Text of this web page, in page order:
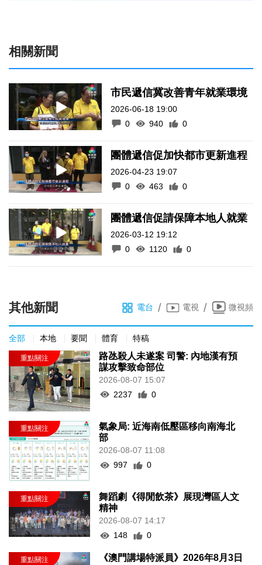
相關新聞
市民遞信冀改善青年就業環境
2026-06-18 19:00
0
940 0
團體遞信促加快都市更新進程
2026-04-23 19:07
0
463 0
團體遞信促請保障本地人就業
2026-03-12 19:12
0
1120 0
其他新聞 電台 / 電視 / 微視頻
全部 本地 要聞 體育 特稿
路氹殺人未遂案 司警: 內地漢有預
謀攻擊致命部位
2026-08-07 15:07
2237
0
氣象局: 近海南低壓區移向南海北
部
2026-08-07 11:08
997
0
舞蹈劇《得閒飲茶》展現灣區人文
精神
2026-08-07 14:17
148
0
《澳門講場特派員》2026年8月3日